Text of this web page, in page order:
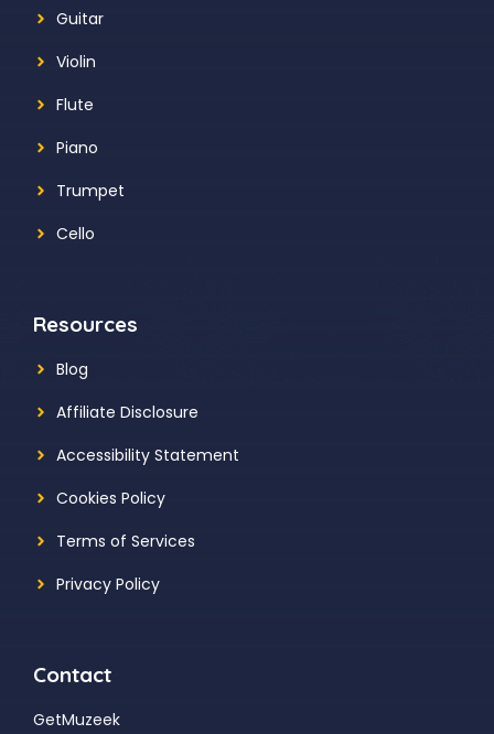
Guitar
Violin
Flute
Piano
Trumpet
Cello
Resources
Blog
Affiliate Disclosure
Accessibility Statement
Cookies Policy
Terms of Services
Privacy Policy
Contact
GetMuzeek